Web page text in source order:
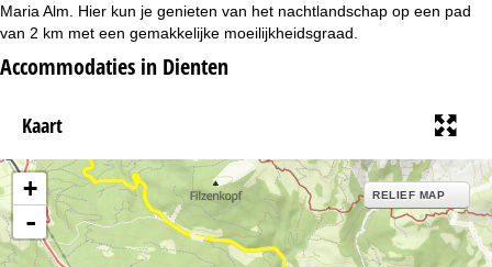
a
Maria Alm. Hier kun je genieten van het nachtlandschap op een pad
van 2 km met een gemakkelijke moeilijkheidsgraad.
Accommodaties in Dienten
Kaart
+
-
RELIEF MAP